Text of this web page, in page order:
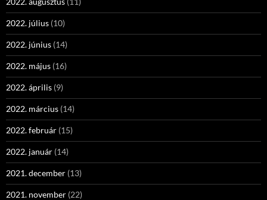
2022. július (10)
2022. június (14)
2022. május (16)
2022. április (9)
2022. március (14)
2022. február (15)
2022. január (14)
2021. december (13)
2021. november (22)